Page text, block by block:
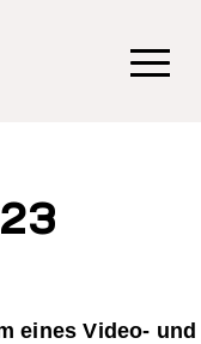
eines Video- und